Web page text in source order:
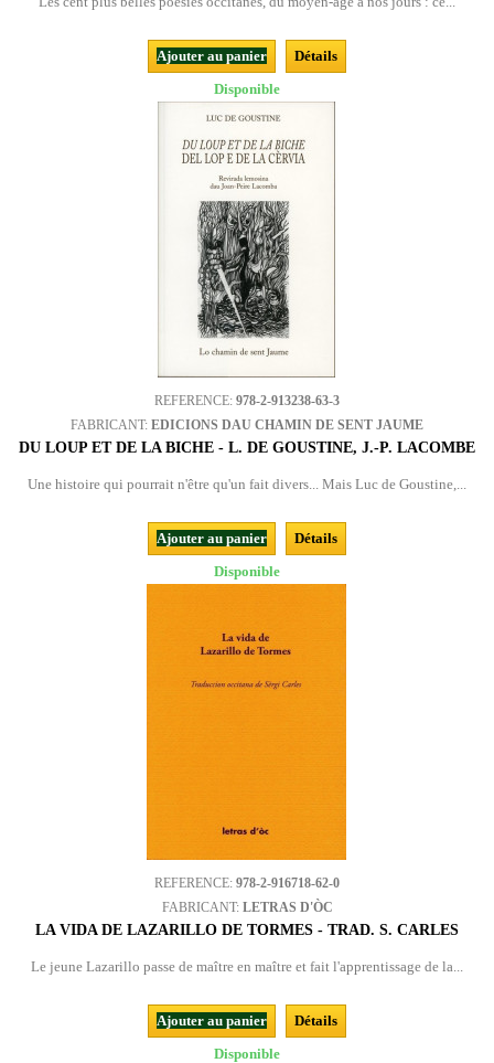
Ajouter au panier
Détails
Disponible
REFERENCE: 978-2-913238-63-3
FABRICANT: EDICIONS DAU CHAMIN DE SENT JAUME
DU LOUP ET DE LA BICHE - L. DE GOUSTINE, J.-P. LACOMBE
Une histoire qui pourrait n'être qu'un fait divers... Mais Luc de Goustine,...
Ajouter au panier
Détails
Disponible
REFERENCE: 978-2-916718-62-0
FABRICANT: LETRAS D'ÒC
LA VIDA DE LAZARILLO DE TORMES - TRAD. S. CARLES
Le jeune Lazarillo passe de maître en maître et fait l'apprentissage de la...
Ajouter au panier
Détails
Disponible